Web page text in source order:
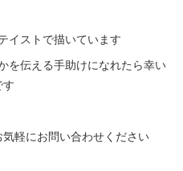
イストで描いています
を伝える手助けになれたら幸い
す
軽にお問い合わせください